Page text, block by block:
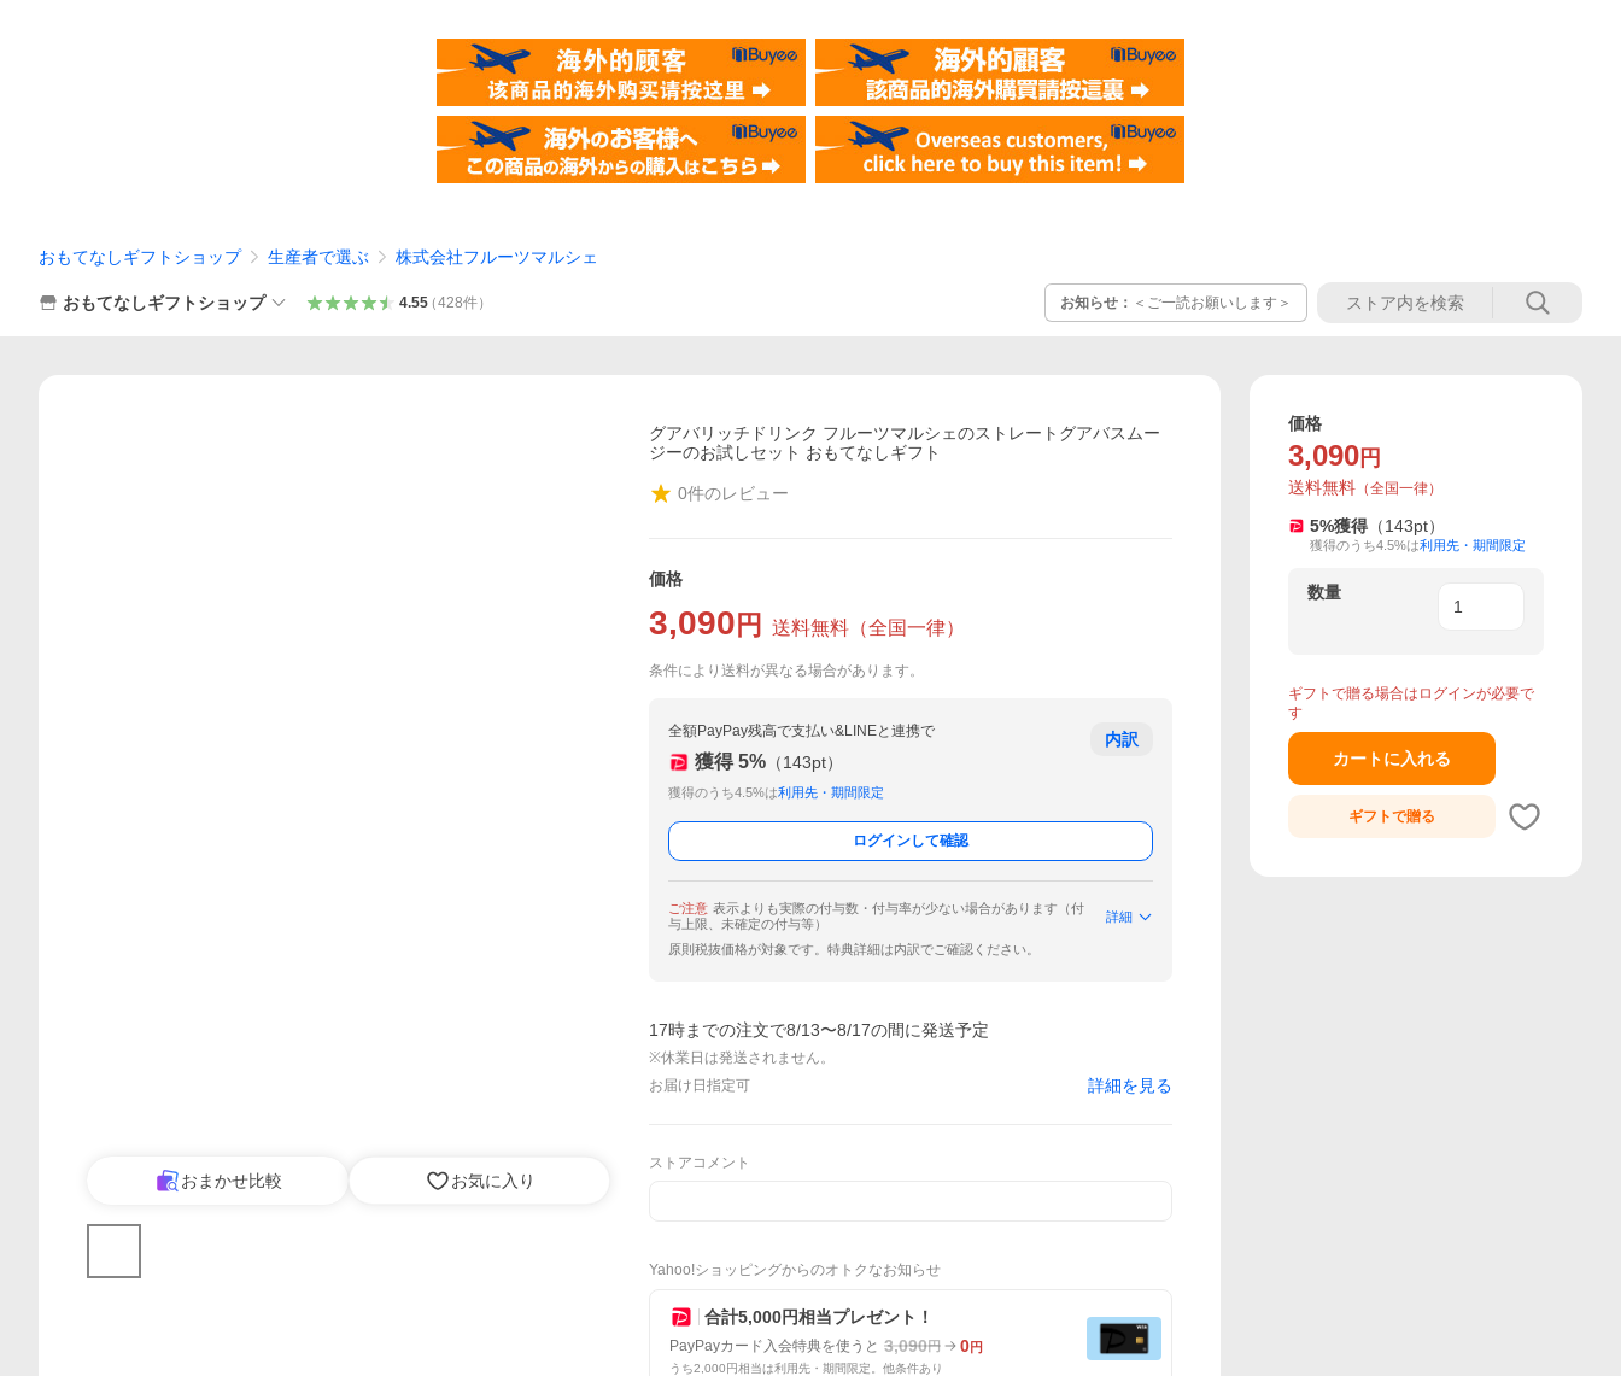
おもてなしギフトショップ 生産者で選ぶ 株式会社フルーツマルシェ
おもてなしギフトショップ 4.55（428件） お知らせ： ＜ご一読お願いします＞
おまかせ比較 お気に入り
グアバリッチドリンク フルーツマルシェのストレートグアバスムー
ジーのお試しセット おもてなしギフト
0件のレビュー
価格
3,090 円 送料無料 （全国一律）
条件により送料が異なる場合があります。
全額PayPay残高で支払い&LINEと連携で
獲得 5% （143pt）
獲得のうち4.5%は利用先・期間限定
内訳
ログインして確認
ご注意 表示よりも実際の付与数・付与率が少ない場合があります（付
与上限、未確定の付与等）
詳細
原則税抜価格が対象です。特典詳細は内訳でご確認ください。
17時までの注文で8/13〜8/17の間に発送予定
※休業日は発送されません。
お届け日指定可
詳細を見る
ストアコメント
Yahoo!ショッピングからのオトクなお知らせ
合計5,000円相当プレゼント！
PayPayカード入会特典を使うと 3,090円 0円
うち2,000円相当は利用先・期間限定。他条件あり
価格
3,090 円
送料無料 （全国一律）
5%獲得 （143pt）
獲得のうち4.5%は利用先・期間限定
数量
ギフトで贈る場合はログインが必要で
す
カートに入れる
ギフトで贈る